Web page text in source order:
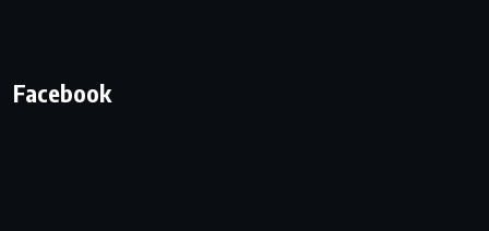
Facebook